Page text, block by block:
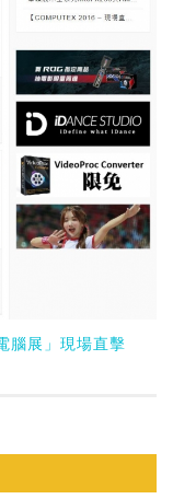
腦展」現場直擊